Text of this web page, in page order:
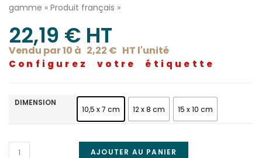
gamme « Produit français »
22,19 € HT
Vendu par 10 à 2,22 € HT l'unité
Configurez votre étiquette
DIMENSION
10,5 x 7 cm 12 x 8 cm 15 x 10 cm
AJOUTER AU PANIER